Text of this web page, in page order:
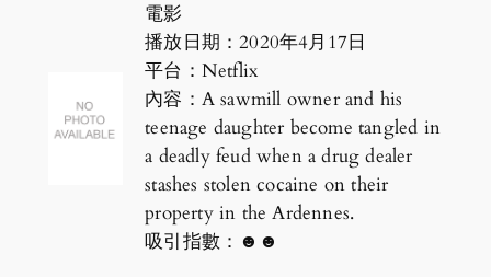
電影
播放日期：2020年4月17日
平台：Netflix
內容：A sawmill owner and his
teenage daughter become tangled in
a deadly feud when a drug dealer
stashes stolen cocaine on their
property in the Ardennes.
吸引指數：☻☻